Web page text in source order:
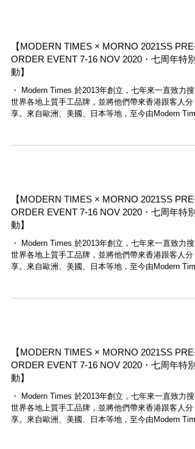
【MODERN TIMES × MORNO 2021SS PRE-
ORDER EVENT 7-16 NOV 2020・七周年特別
動】
・ Modern Times 於2013年創立，七年來一直致力搜
世界各地上質手工品牌，並將他們帶來香港跟客人分
享。來自歐洲、美國、日本等地，至今由Modern
【MODERN TIMES × MORNO 2021SS PRE-
ORDER EVENT 7-16 NOV 2020・七周年特別
動】
・ Modern Times 於2013年創立，七年來一直致力搜
世界各地上質手工品牌，並將他們帶來香港跟客人分
享。來自歐洲、美國、日本等地，至今由Modern
【MODERN TIMES × MORNO 2021SS PRE-
ORDER EVENT 7-16 NOV 2020・七周年特別
動】
・ Modern Times 於2013年創立，七年來一直致力搜
世界各地上質手工品牌，並將他們帶來香港跟客人分
享。來自歐洲、美國、日本等地，至今由Modern